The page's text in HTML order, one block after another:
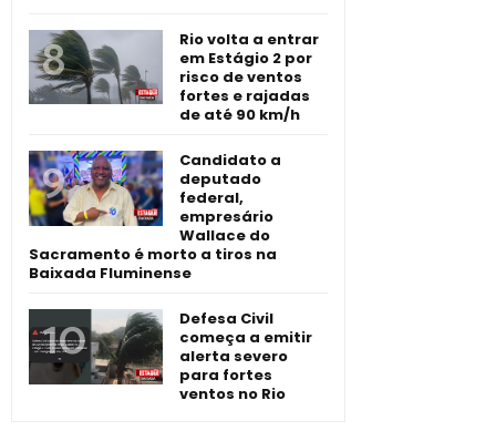
Rio volta a entrar
em Estágio 2 por
risco de ventos
fortes e rajadas
de até 90 km/h
Candidato a
deputado
federal,
empresário
Wallace do
Sacramento é morto a tiros na
Baixada Fluminense
Defesa Civil
começa a emitir
alerta severo
para fortes
ventos no Rio